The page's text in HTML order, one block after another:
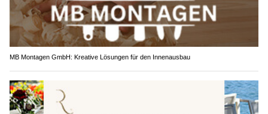
MB Montagen GmbH: Kreative Lösungen für den Innenausbau